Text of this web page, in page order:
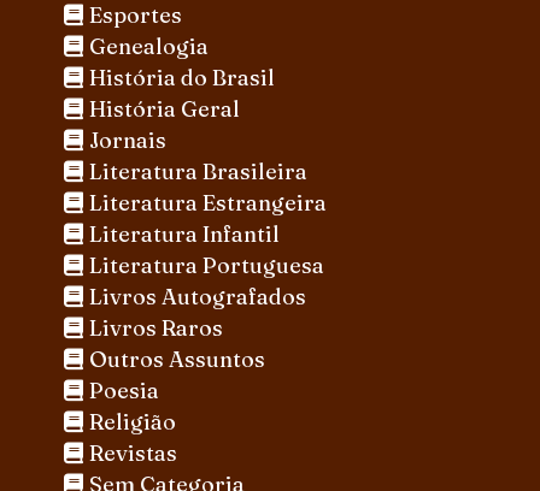
Esportes
Genealogia
História do Brasil
História Geral
Jornais
Literatura Brasileira
Literatura Estrangeira
Literatura Infantil
Literatura Portuguesa
Livros Autografados
Livros Raros
Outros Assuntos
Poesia
Religião
Revistas
Sem Categoria